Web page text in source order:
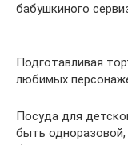
бабушкиного
Подготавливая
любимых
Посуда для
быть одноразовой,